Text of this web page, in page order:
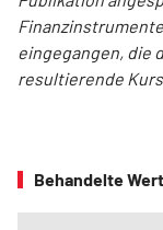
eingegangen, die
resultierende
Behandelte